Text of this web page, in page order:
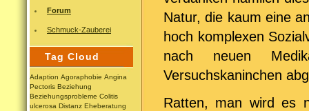
Forum
Schmuck-Zauberei
Tag Cloud
Adaption Agoraphobie Angina
Pectoris Beziehung
Beziehungsprobleme Colitis
ulcerosa Distanz Eheberatung
Natur, die kaum eine
hoch komplexen
nach neuen
Versuchskaninchen
Ratten, man wird es